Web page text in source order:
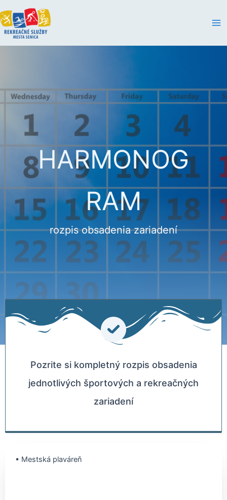
na
obsah
HARMONOG
RAM
rozpis obsadenia zariadení
Pozrite si kompletný rozpis obsadenia
jednotlivých športových a rekreačných
zariadení
• Mestská plaváreň